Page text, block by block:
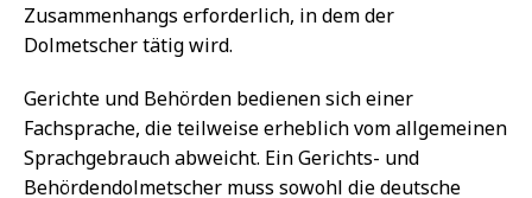
Zusammenhangs erforderlich, in dem der
Dolmetscher tätig wird.
Gerichte und Behörden bedienen sich einer
Fachsprache, die teilweise erheblich vom allgemeinen
Sprachgebrauch abweicht. Ein Gerichts- und
Behördendolmetscher muss sowohl die deutsche